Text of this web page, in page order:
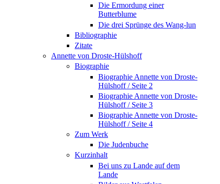
Die Ermordung einer
Butterblume
Die drei Sprünge des Wang-lun
Bibliographie
Zitate
Annette von Droste-Hülshoff
Biographie
Biographie Annette von Droste-
Hülshoff / Seite 2
Biographie Annette von Droste-
Hülshoff / Seite 3
Biographie Annette von Droste-
Hülshoff / Seite 4
Zum Werk
Die Judenbuche
Kurzinhalt
Bei uns zu Lande auf dem
Lande